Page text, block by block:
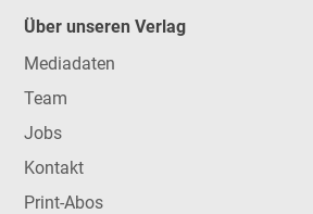
Über unseren Verlag
Mediadaten
Team
Jobs
Kontakt
Print-Abos